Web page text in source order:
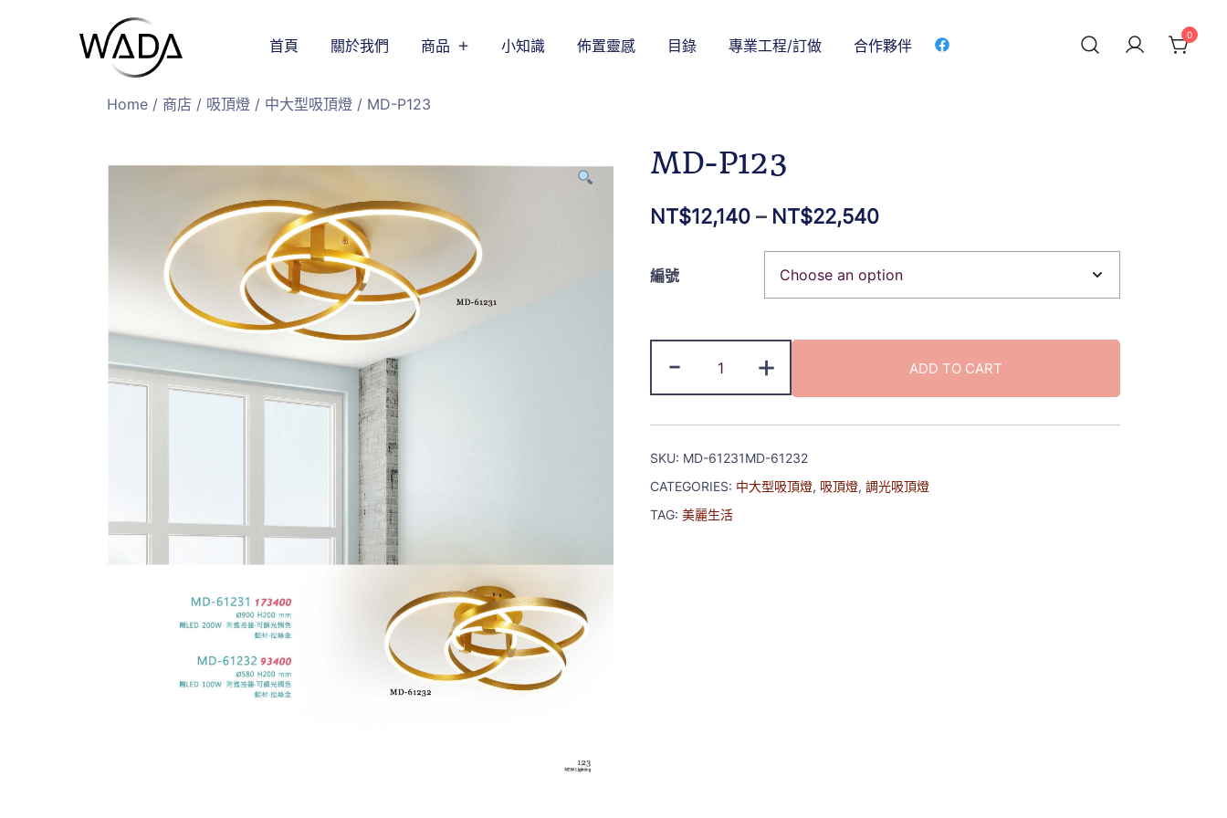
緯達燈飾
緯達燈飾企業行
首頁 關於我們 商品 小知識 佈置靈感 目錄 專業工程/訂做 合作夥伴
0
Home / 商店 / 吸頂燈 / 中大型吸頂燈 / MD-P123
MD-P123
NT$12,140 – NT$22,540
編號
- + ADD TO CART
SKU: MD-61231MD-61232
CATEGORIES: 中大型吸頂燈, 吸頂燈, 調光吸頂燈
TAG: 美麗生活